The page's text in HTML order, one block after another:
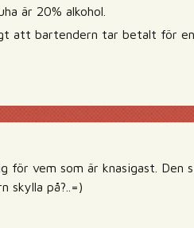
är 20% alkohol.
att bartendern tar betalt för
för vem som är knasigast.
skylla på?..=)